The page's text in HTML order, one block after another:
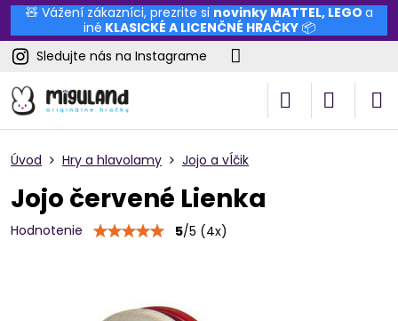
🧸 Vážení zákazníci, prezrite si novinky MATTEL, LEGO a
iné KLASICKÉ A LICENČNÉ HRAČKY📦
Sledujte nás na Instagrame
Úvod Hry a hlavolamy Jojo a vĺčik
Jojo červené Lienka
Hodnotenie 5/5 (4x)